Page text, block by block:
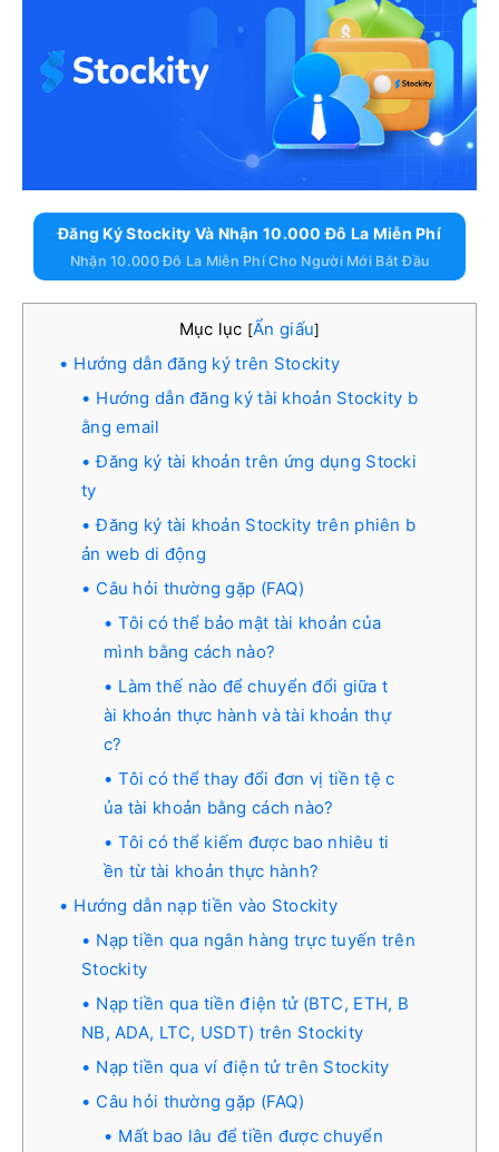
Đăng Ký Stockity Và Nhận 10.000 Đô La Miễn Phí
Nhận 10.000 Đô La Miễn Phí Cho Người Mới Bắt Đầu
Mục lục [Ẩn giấu]
Hướng dẫn đăng ký trên Stockity
Hướng dẫn đăng ký tài khoản Stockity b
ằng email
Đăng ký tài khoản trên ứng dụng Stocki
ty
Đăng ký tài khoản Stockity trên phiên b
ản web di động
Câu hỏi thường gặp (FAQ)
Tôi có thể bảo mật tài khoản của
mình bằng cách nào?
Làm thế nào để chuyển đổi giữa t
ài khoản thực hành và tài khoản thự
c?
Tôi có thể thay đổi đơn vị tiền tệ c
ủa tài khoản bằng cách nào?
Tôi có thể kiếm được bao nhiêu ti
ền từ tài khoản thực hành?
Hướng dẫn nạp tiền vào Stockity
Nạp tiền qua ngân hàng trực tuyến trên
Stockity
Nạp tiền qua tiền điện tử (BTC, ETH, B
NB, ADA, LTC, USDT) trên Stockity
Nạp tiền qua ví điện tử trên Stockity
Câu hỏi thường gặp (FAQ)
Mất bao lâu để tiền được chuyển